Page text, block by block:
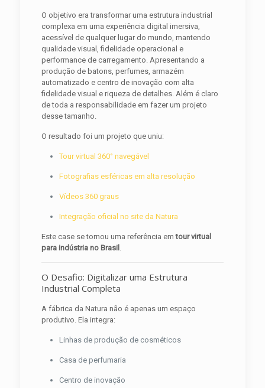
O objetivo era transformar uma estrutura industrial
complexa em uma experiência digital imersiva,
acessível de qualquer lugar do mundo, mantendo
qualidade visual, fidelidade operacional e
performance de carregamento. Apresentando a
produção de batons, perfumes, armazém
automatizado e centro de inovação com alta
fidelidade visual e riqueza de detalhes. Além é claro
de toda a responsabilidade em fazer um projeto
desse tamanho.
O resultado foi um projeto que uniu:
Tour virtual 360° navegável
Fotografias esféricas em alta resolução
Vídeos 360 graus
Integração oficial no site da Natura
Este case se tornou uma referência emtour virtual
para indústria no Brasil.
O Desafio: Digitalizar uma Estrutura
Industrial Completa
A fábrica da Natura não é apenas um espaço
produtivo. Ela integra:
Linhas de produção de cosméticos
Casa de perfumaria
Centro de inovação